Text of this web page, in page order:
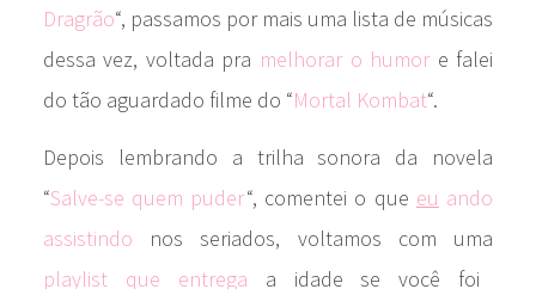
Dragrão“, passamos por mais uma lista de músicas
dessa vez, voltada pra melhorar o humor e falei
do tão aguardado filme do “Mortal Kombat“.
Depois lembrando a trilha sonora da novela
“Salve-se quem puder“, comentei o que eu ando
assistindo nos seriados, voltamos com uma
playlist que entrega a idade se você foi